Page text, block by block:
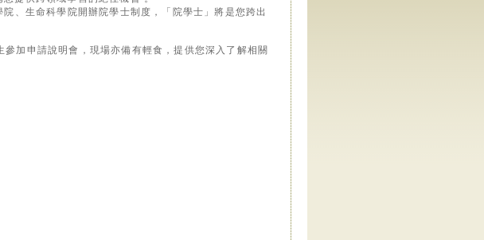
、生命科學院開辦院學士制度，「院學士」將是您跨出
加申請說明會，現場亦備有輕食，提供您深入了解相關